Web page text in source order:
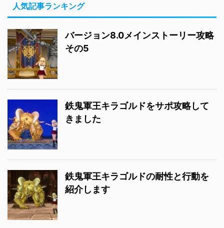
人気記事ランキング
バージョン8.0メインストーリー攻略
その5
鉄鬼軍王キラゴルドをサポ攻略して
きました
鉄鬼軍王キラゴルドの耐性と行動を
紹介します